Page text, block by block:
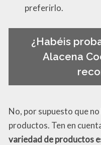
preferirlo.
¿Habéis
Alacena
No, por supuesto que
productos. Ten en
variedad de productos